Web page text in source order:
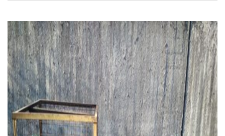
Публікації
Про нас
Бюджет
Тендери